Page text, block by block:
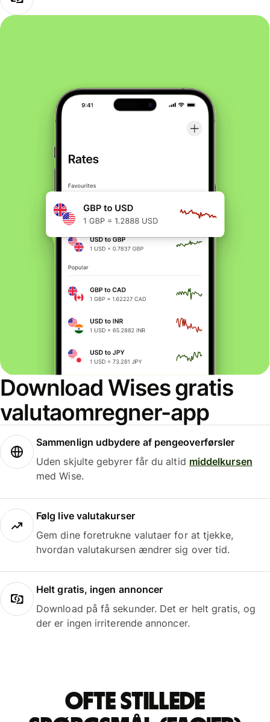
Download Wises gratis
valutaomregner-app
Sammenlign udbydere af pengeoverførsler
Uden skjulte gebyrer får du altid middelkursen
med Wise.
Følg live valutakurser
Gem dine foretrukne valutaer for at tjekke,
hvordan valutakursen ændrer sig over tid.
Helt gratis, ingen annoncer
Download på få sekunder. Det er helt gratis, og
der er ingen irriterende annoncer.
Ofte stillede